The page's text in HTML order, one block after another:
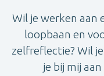
Wil je werken aan
loopbaan en
zelfreflectie? Wil
je bij mij